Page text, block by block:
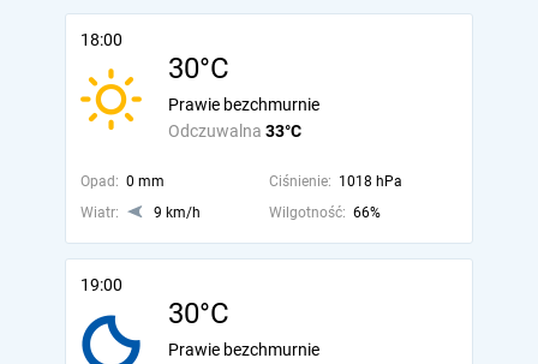
18:00
30°C
Odczuwalna 33°C
Prawie bezchmurnie
Opad: 0 mm Ciśnienie: 1018 hPa
Wiatr:
9 km/h Wilgotność: 66%
19:00
30°C
Prawie bezchmurnie